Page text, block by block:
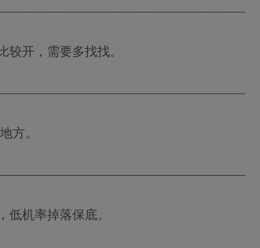
较开，需要多找找。
方。
低机率掉落保底。